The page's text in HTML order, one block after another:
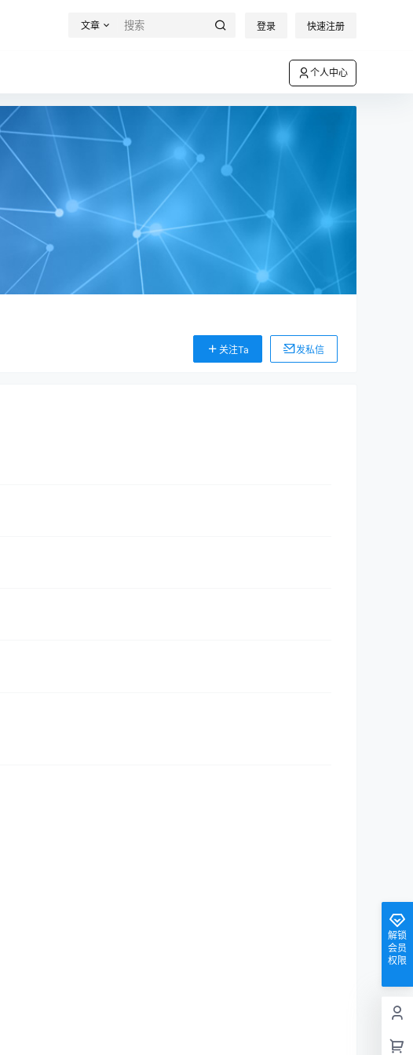
文章 登录 快速注册
个人中心
关注Ta 发私信
解锁
会员
权限